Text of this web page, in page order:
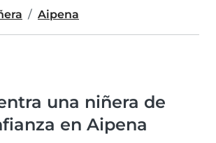
Aipena
una niñera de
en Aipena